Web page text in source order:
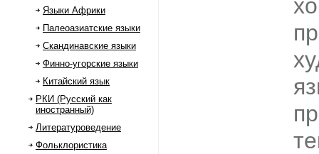
Языки Африки
Палеоазиатские языки
Скандинавские языки
Финно-угорские языки
Китайский язык
РКИ (Русский как
иностранный)
Литературоведение
Фольклористика